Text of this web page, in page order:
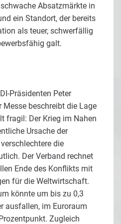
Absatzmärkte in
ein Standort, der bereits
als teuer, schwerfällig
galt.
Präsidenten Peter
Messe beschreibt die Lage
fragil: Der Krieg im Nahen
Ursache der
die
Der Verband rechnet
Ende des Konflikts mit
für die Weltwirtschaft.
könnte um bis zu 0,3
ausfallen, im Euroraum
Zugleich